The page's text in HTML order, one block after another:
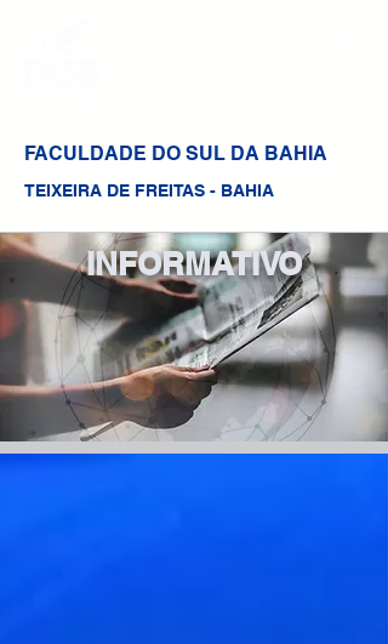
FACULDADE DO SUL DA BAHIA
TEIXEIRA DE FREITAS - BAHIA
INFORMATIVO